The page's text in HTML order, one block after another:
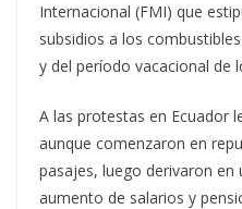
Internacional (FMI) que
subsidios a los
y del período vacacional de
A las protestas en Ecuador
aunque comenzaron en
pasajes, luego derivaron
aumento de salarios y